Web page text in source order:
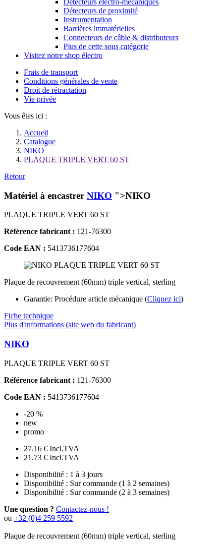
Détecteurs de proximité
Instrumentation
Barrières immatérielles
Connecteurs de câble & distributeurs
Plus de cette sous catégorie
Visitez notre shop électro
Frais de transport
Conditions générales de vente
Droit de rétractation
Vie privée
Vous êtes ici :
Accueil
Catalogue
NIKO
PLAQUE TRIPLE VERT 60 ST
Retour
Matériel à encastrer NIKO ">NIKO
PLAQUE TRIPLE VERT 60 ST
Référence fabricant : 121-76300
Code EAN : 5413736177604
Plaque de recouvrement (60mm) triple vertical, sterling
Garantie: Procédure article mécanique (Cliquez ici)
Fiche technique
Plus d'informations (site web du fabricant)
NIKO
PLAQUE TRIPLE VERT 60 ST
Référence fabricant : 121-76300
Code EAN : 5413736177604
-20 %
new
promo
27.16 € Incl.TVA
21.73 € Incl.TVA
Disponibilité : 1 à 3 jours
Disponibilité : Sur commande (1 à 2 semaines)
Disponibilité : Sur commande (2 à 3 semaines)
Une question ? Contactez-nous !
ou +32 (0)4 259 5592
Plaque de recouvrement (60mm) triple vertical, sterling